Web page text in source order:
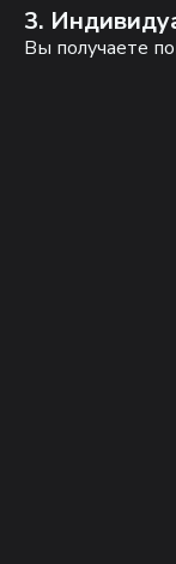
3.
Вы получаете